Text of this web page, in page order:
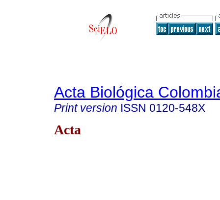
Acta Biológica
Print version ISSN 0120-548X
Acta